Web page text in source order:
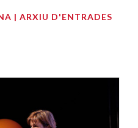
| ARXIU D'ENTRADES